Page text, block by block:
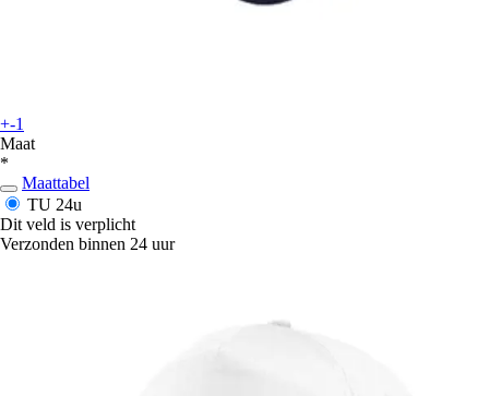
+-1
Maat
*
Maattabel
TU 24u
Dit veld is verplicht
Verzonden binnen 24 uur